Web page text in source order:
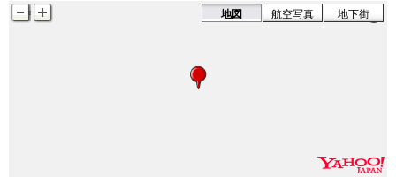
地図 航空写真 地下街